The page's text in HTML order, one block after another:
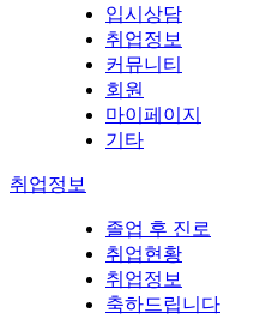
입시상담
취업정보
커뮤니티
회원
마이페이지
기타
취업정보
졸업 후 진로
취업현황
취업정보
축하드립니다